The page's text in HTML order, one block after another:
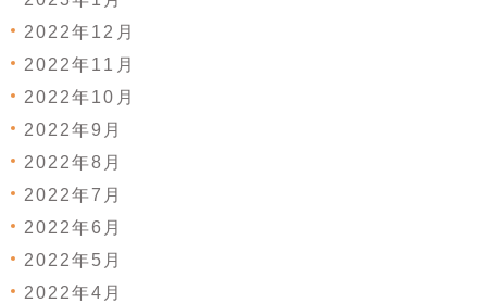
2022年12月
2022年11月
2022年10月
2022年9月
2022年8月
2022年7月
2022年6月
2022年5月
2022年4月